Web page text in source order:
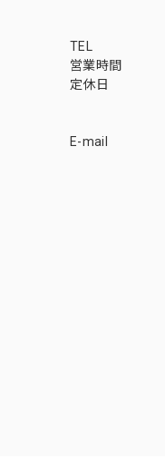
TEL
営業時間
定休日
E-mail